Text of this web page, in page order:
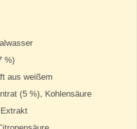
%)
aus weißem
(5 %), Kohlensäure